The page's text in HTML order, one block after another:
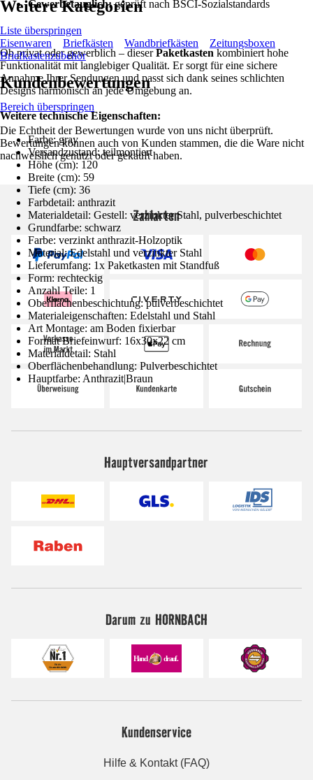
Gewerbetauglich:geprüft nach BSCI-Sozialstandards
Ob privat oder gewerblich – dieserPaketkasten kombiniert hohe
Funktionalität mit langlebiger Qualität. Er sorgt für eine sichere
Annahme Ihrer Sendungen und passt sich dank seines schlichten
Designs harmonisch an jede Umgebung an.
Weitere technische Eigenschaften:
Farbe: gray
Versandzustand: teilmontiert
Höhe (cm): 120
Breite (cm): 59
Tiefe (cm): 36
Farbdetail: anthrazit
Materialdetail: Gestell: verzinkter Stahl, pulverbeschichtet
Grundfarbe: schwarz
Farbe: verzinkt anthrazit-Holzoptik
Material: Edelstahl und verzinkter Stahl
Lieferumfang: 1x Paketkasten mit Standfuß
Form: rechteckig
Anzahl Teile: 1
Oberflächenbeschichtung: pulverbeschichtet
Materialeigenschaften: Edelstahl und Stahl
Art Montage: am Boden fixierbar
Format Briefeinwurf: 16x30x22 cm
Materialdetail: Stahl
Oberflächenbehandlung: Pulverbeschichtet
Hauptfarbe: Anthrazit|Braun
Weitere Kategorien
Liste überspringen
Eisenwaren
Briefkästen Wandbriefkästen
Zeitungsboxen
Briefkastenzubehör
Kundenbewertungen
Bereich überspringen
Die Echtheit der Bewertungen wurde von uns nicht überprüft.
Bewertungen können auch von Kunden stammen, die die Ware nicht
nachweislich genutzt oder gekauft haben.
Zahlarten
Hauptversandpartner
Darum zu HORNBACH
Kundenservice
Hilfe & Kontakt (FAQ)